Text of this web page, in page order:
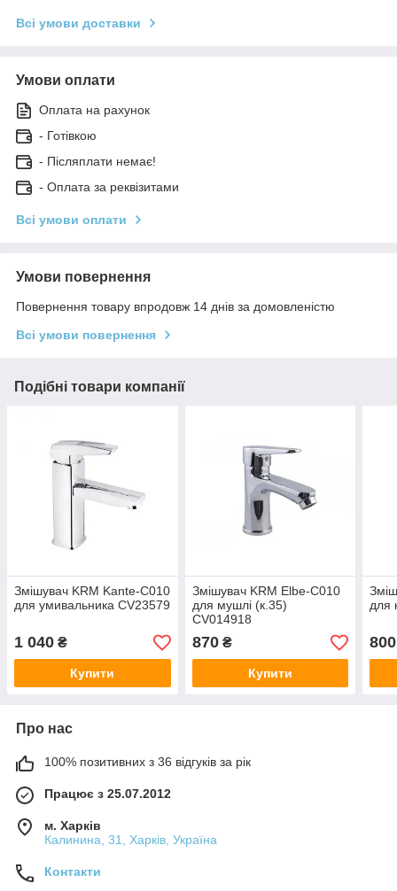
Всі умови доставки
Умови оплати
Оплата на рахунок
- Готівкою
- Післяплати немає!
- Оплата за реквізитами
Всі умови оплати
Умови повернення
Повернення товару впродовж 14 днів за домовленістю
Всі умови повернення
Подібні товари компанії
Змішувач KRM Kante-C010
для умивальника CV23579
1 040 ₴
Купити
Змішувач KRM Elbe-C010
для мушлі (к.35)
CV014918
870₴
Купити
для
800
Про нас
100% позитивних з 36 відгуків за рік
Працює з 25.07.2012
м. Харків
Калинина, 31, Харків, Україна
Контакти